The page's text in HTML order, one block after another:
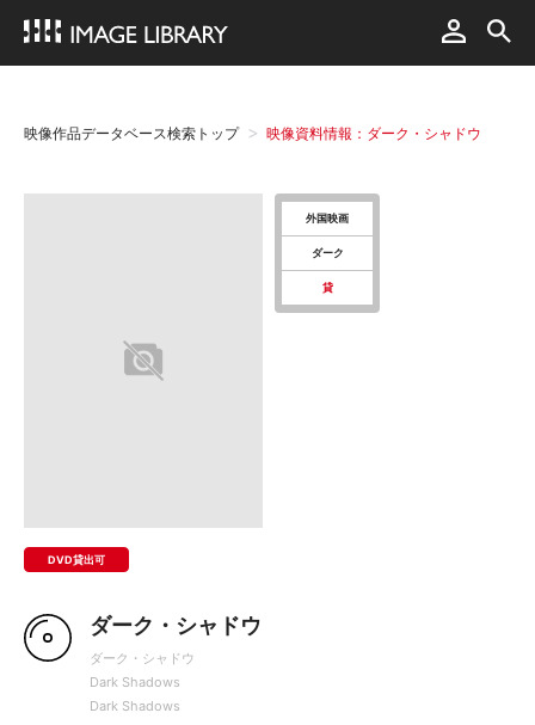
映像作品データベース検索トップ 映像資料情報：ダーク・シャドウ
DVD貸出可
外国映画
ダーク
貸
ダーク・シャドウ
ダーク・シャドウ
Dark Shadows
Dark Shadows